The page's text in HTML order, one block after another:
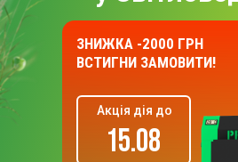
15.08
Акція дія до
ЗНИЖКА -2000 ГРН
ВСТИГНИ ЗАМОВИТИ!